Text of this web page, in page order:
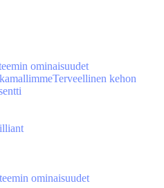
ominaisuudet
Terveellinen kehon
ominaisuudet